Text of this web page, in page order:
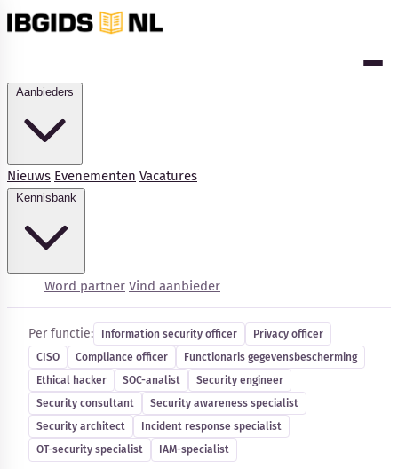
Nieuws Evenementen Vacatures
Word partner Vind aanbieder
Kennisbank
Blog
Bedrijfsupdates
Cybersecurity-vacatures
Per functie: Information security officer
Privacy officer
CISO
Compliance officer
Functionaris gegevensbescherming
Ethical hacker
SOC-analist
Security engineer
Security consultant
Security awareness specialist
Security architect
Incident response specialist
OT-security specialist
IAM-specialist